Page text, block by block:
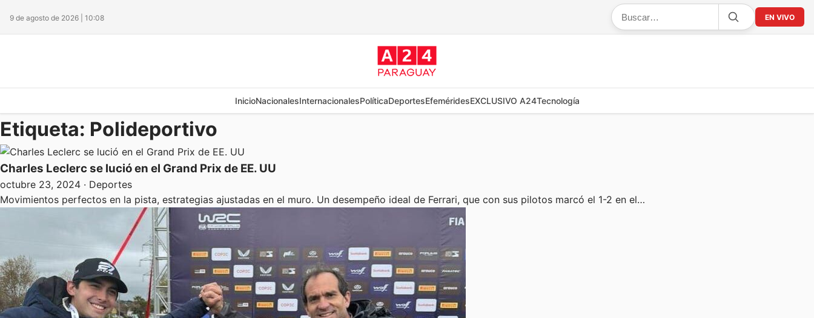
9 de agosto de 2026 | 10:08 EN VIVO
InicioNacionalesInternacionalesPolíticaDeportesEfeméridesEXCLUSIVO A24Tecnología
Etiqueta: Polideportivo
Charles Leclerc se lució en el Grand Prix de EE. UU
octubre 23, 2024 · Deportes
Movimientos perfectos en la pista, estrategias ajustadas en el muro. Un desempeño ideal de Ferrari, que con sus pilotos marcó el 1-2 en el…